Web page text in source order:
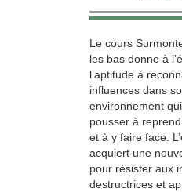
Le cours
les bas donne à
l’aptitude à
influences dans
environnement
pousser à
et à y faire face.
acquiert une
pour résister aux
destructrices et